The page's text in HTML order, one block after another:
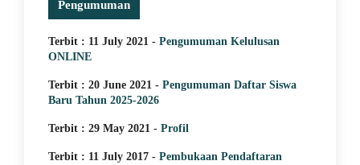
Pengumuman
Terbit : 11 July 2021 - Pengumuman Kelulusan
ONLINE
Terbit : 20 June 2021 - Pengumuman Daftar Siswa
Baru Tahun 2025-2026
Terbit : 29 May 2021 - Profil
Terbit : 11 July 2017 - Pembukaan Pendaftaran